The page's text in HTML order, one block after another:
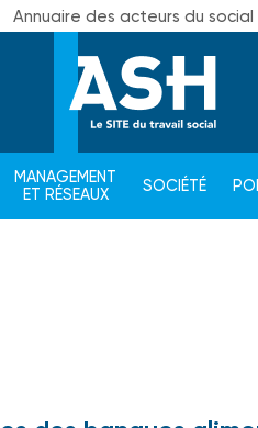
Annuaire des acteurs du social
MANAGEMENT
ET RÉSEAUX
SOCIÉTÉ